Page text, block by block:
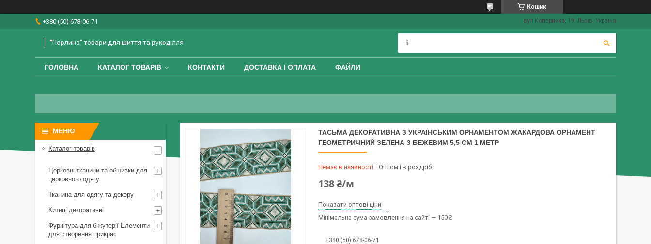
Кошик
+380 (50) 678-06-71 вул Коперника, 19, Львів, Україна
"Перлина" товари для шиття та рукоділля
ГОЛОВНА КАТАЛОГ ТОВАРІВ КОНТАКТИ ДОСТАВКА І ОПЛАТА ФАЙЛИ
ТАСЬМА ДЕКОРАТИВНА З УКРАЇНСЬКИМ ОРНАМЕНТОМ ЖАКАРДОВА ОРНАМЕНТ
ГЕОМЕТРИЧНИЙ ЗЕЛЕНА З БЕЖЕВИМ 5,5 СМ 1 МЕТР
Немає в наявності Оптом і в роздріб
138 ₴/м
Показати оптові ціни
Мінімальна сума замовлення на сайті — 150 ₴
+380 (50) 678-06-71
Каталог товарів
Церковні тканини та обшивки для
церковного одягу
Тканина для одягу та декору
Китиці декоративні
Фурнітура для біжутерії Елементи
для створення прикрас